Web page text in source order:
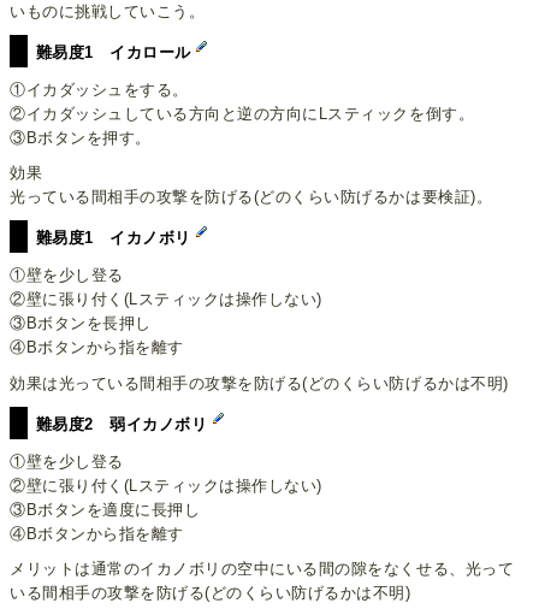
いものに挑戦していこう。
難易度1 イカロール
①イカダッシュをする。
②イカダッシュしている方向と逆の方向にLスティックを倒す。
③Bボタンを押す。
効果
光っている間相手の攻撃を防げる(どのくらい防げるかは要検証)。
難易度1 イカノボリ
①壁を少し登る
②壁に張り付く(Lスティックは操作しない)
③Bボタンを長押し
④Bボタンから指を離す
効果は光っている間相手の攻撃を防げる(どのくらい防げるかは不明)
難易度2 弱イカノボリ
①壁を少し登る
②壁に張り付く(Lスティックは操作しない)
③Bボタンを適度に長押し
④Bボタンから指を離す
メリットは通常のイカノボリの空中にいる間の隙をなくせる、光って
いる間相手の攻撃を防げる(どのくらい防げるかは不明)